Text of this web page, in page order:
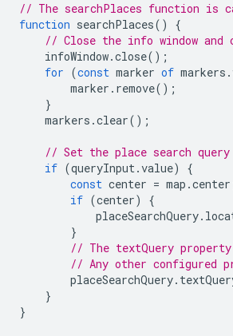
// The searchPlaces function is
function searchPlaces()
{
// Close the info window and
infoWindow.close();
for (const marker of markers .
marker . remove();
}
markers .clear();
// Set the place search
if (queryInput.value)
{
const center = map .center
if (center)
{
placeSearchQuery.
}
// The textQuery
// Any other configured
placeSearchQuery.
}
}